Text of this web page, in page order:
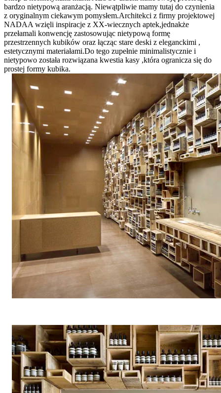
bardzo nietypową aranżacją. Niewątpliwie mamy tutaj do czynienia
z oryginalnym ciekawym pomysłem.Architekci z firmy projektowej
NADAA wzięli inspiracje z XX-wiecznych aptek,jednakże
przełamali konwencję zastosowując nietypową formę
przestrzennych kubików oraz łącząc stare deski z eleganckimi ,
estetycznymi materiałami.Do tego zupełnie minimalistycznie i
nietypowo została rozwiązana kwestia kasy ,która ogranicza się do
prostej formy kubika.